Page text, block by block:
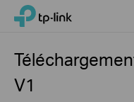
Click
the
navigation
TP-Link, Reliably Smart
V1